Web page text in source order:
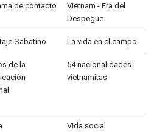
de contacto
Vietnam - Era del
Despegue
Sabatino La vida en el campo
de la
54 nacionalidades
vietnamitas
Vida social